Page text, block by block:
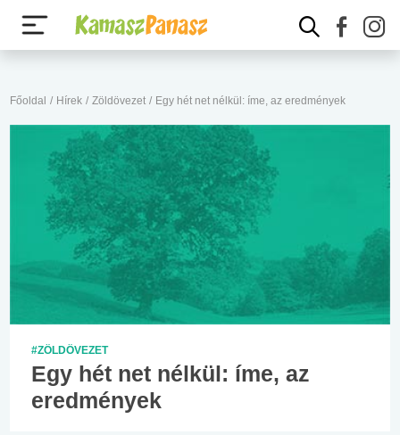
Főoldal / Hírek / Zöldövezet / Egy hét net nélkül: íme, az eredmények
#ZÖLDÖVEZET
Egy hét net nélkül: íme, az
eredmények